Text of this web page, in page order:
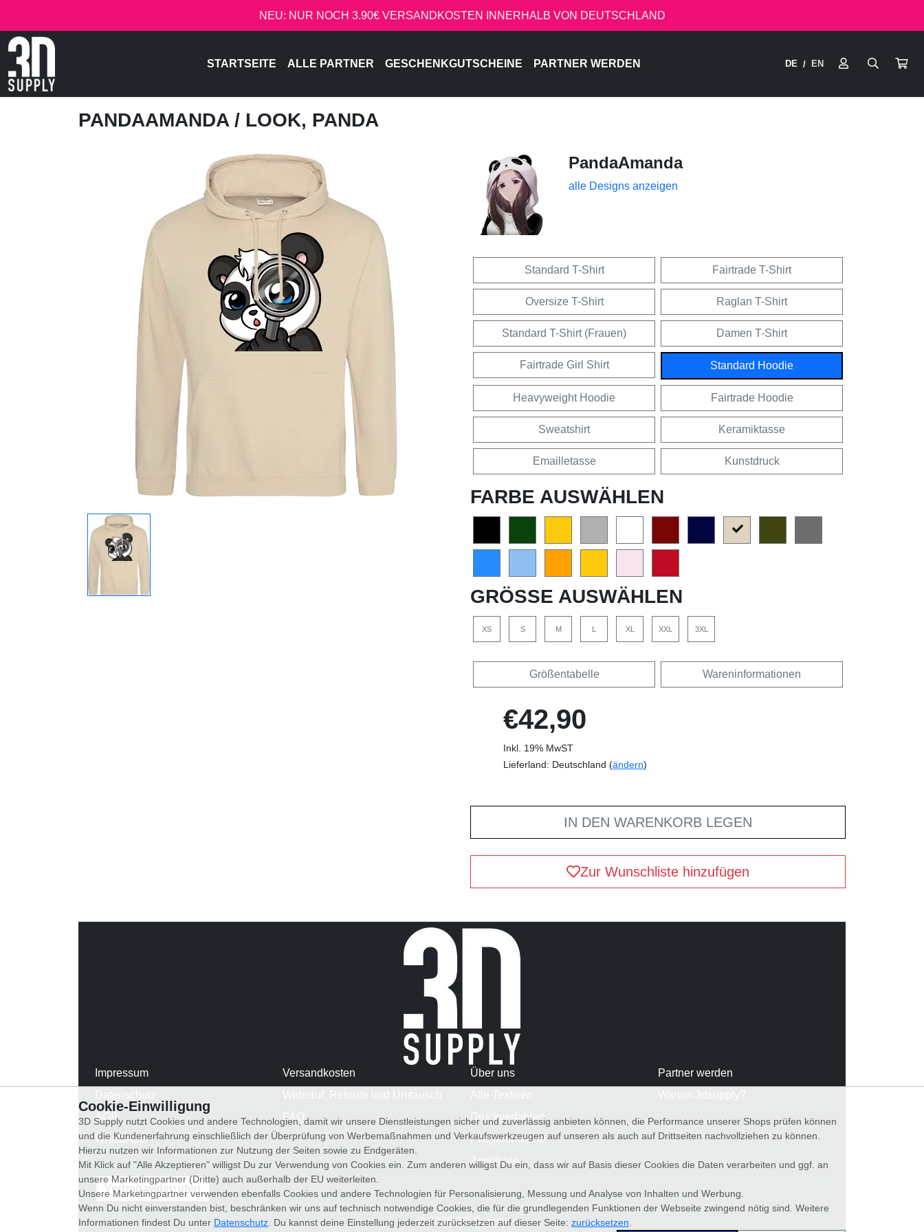
NEU: NUR NOCH 3.90€ VERSANDKOSTEN INNERHALB VON DEUTSCHLAND
STARTSEITE ALLE PARTNER GESCHENKGUTSCHEINE PARTNER WERDEN DE / EN
PANDAAMANDA / LOOK, PANDA
PandaAmanda
alle Designs anzeigen
Standard T-Shirt Fairtrade T-Shirt
Oversize T-Shirt Raglan T-Shirt
Standard T-Shirt (Frauen) Damen T-Shirt
Fairtrade Girl Shirt Standard Hoodie
Heavyweight Hoodie Fairtrade Hoodie
Sweatshirt Keramiktasse
Emailletasse Kunstdruck
FARBE AUSWÄHLEN
GRÖSSE AUSWÄHLEN
XS S M L XL XXL 3XL
Größentabelle Wareninformationen
€42,90
Inkl. 19% MwST
Lieferland: Deutschland (ändern)
IN DEN WARENKORB LEGEN
Zur Wunschliste hinzufügen
Impressum
AGB
WhatsApp
Versandkosten
FAQ
Über uns
Druckverfahren
Pflegehinweise
Zertifikate
Partner werden
Vertrag widerrufen
© 2026 3D Supply
Cookie-Einwilligung
3D Supply nutzt Cookies und andere Technologien, damit wir unsere Dienstleistungen sicher und zuverlässig anbieten können, die Performance unserer Shops prüfen können
und die Kundenerfahrung einschließlich der Überprüfung von Werbemaßnahmen und Verkaufswerkzeugen auf unseren als auch auf Drittseiten nachvollziehen zu können.
Hierzu nutzen wir Informationen zur Nutzung der Seiten sowie zu Endgeräten.
Mit Klick auf "Alle Akzeptieren" willigst Du zur Verwendung von Cookies ein. Zum anderen willigst Du ein, dass wir auf Basis dieser Cookies die Daten verarbeiten und ggf. an
unsere Marketingpartner (Dritte) auch außerhalb der EU weiterleiten.
Unsere Marketingpartner verwenden ebenfalls Cookies und andere Technologien für Personalisierung, Messung und Analyse von Inhalten und Werbung.
Wenn Du nicht einverstanden bist, beschränken wir uns auf technisch notwendige Cookies, die für die grundlegenden Funktionen der Webseite zwingend nötig sind. Weitere
Informationen findest Du unter Datenschutz . Du kannst deine Einstellung jederzeit zurücksetzen auf dieser Seite: zurücksetzen